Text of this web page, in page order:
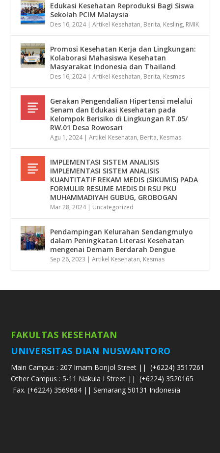
Edukasi Kesehatan Reproduksi Bagi Siswa
Sekolah PCIM Malaysia
Des 16, 2024|Artikel Kesehatan, Berita, Kesling, RMIK
Promosi Kesehatan Kerja dan Lingkungan:
Kolaborasi Mahasiswa Kesehatan
Masyarakat Indonesia dan Thailand
Des 16, 2024|Artikel Kesehatan, Berita, Kesmas
Gerakan Pengendalian Hipertensi melalui
Senam dan Edukasi Kesehatan pada
Kelompok Berisiko di Lingkungan RT.05/
RW.01 Desa Rowosari
Agu 1, 2024|Artikel Kesehatan, Berita, Kesmas
IMPLEMENTASI SISTEM ANALISIS
IMPLEMENTASI SISTEM ANALISIS
KUANTITATIF REKAM MEDIS (SIKUMIS) PADA
FORMULIR RESUME MEDIS DI RSU PKU
MUHAMMADIYAH GUBUG, GROBOGAN
Mar 28, 2024| Uncategorized
Pendampingan Kelurahan Sendangmulyo
dalam Peningkatan Literasi Kesehatan
mengenai Demam Berdarah Dengue
Sep 26, 2023 |Artikel Kesehatan, Kesmas
FAKULTAS KESEHATAN
UNIVERSITAS DIAN NUSWANTORO
Main Campus : 207 Imam Bonjol Street || (+6224) 3517261
Other Campus : 5-11 Nakula I Street || (+6224) 3520165
Fax. (+6224) 3569684 || Semarang 50131 Indonesia